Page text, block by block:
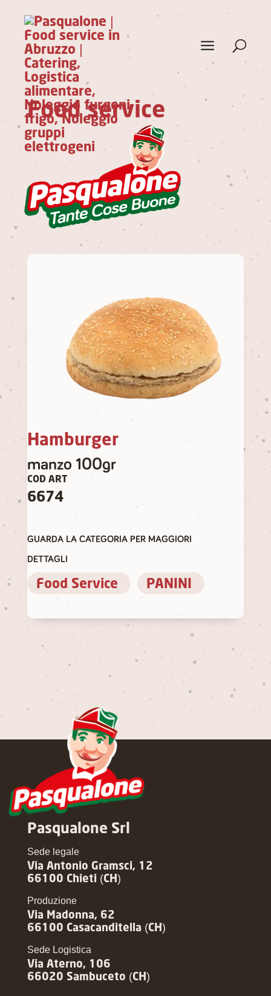
Food service
Hamburger
manzo 100gr
COD ART
6674
GUARDA LA CATEGORIA PER MAGGIORI
DETTAGLI
Food Service PANINI
Pasqualone Srl
Sede legale
Via Antonio Gramsci, 12
66100 Chieti (CH)
Produzione
Via Madonna, 62
66100 Casacanditella (CH)
Sede Logistica
Via Aterno, 106
66020 Sambuceto (CH)